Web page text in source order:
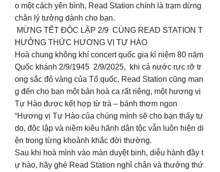
o một cách yên bình, Read Station chính là trạm dừng
chân lý tưởng dành cho bạn.
MỪNG TẾT ĐỘC LẬP 2/9 CÙNG READ STATION T
HƯỞNG THỨC HƯƠNG VỊ TỰ HÀO
Hoà chung không khí concert quốc gia kỉ niệm 80 năm
Quốc khánh 2/9/1945 2/9/2025, khi cả nước rực rỡ tr
ong sắc đỏ vàng của Tổ quốc, Read Station cũng man
g đến cho bạn một bản hoà ca rất riêng, một hương vị
Tự Hào được kết hợp từ trà – bánh thơm ngon
“Hương vị Tự Hào của chúng mình sẽ cho bạn thấy tự
do, độc lập và niềm kiêu hãnh dân tộc vẫn luôn hiện di
ện trong từng khoảnh khắc đời thường.
Sau khi hoà mình vào màn duyệt binh, diễu hành đầy t
ự hào, hãy ghé Read Station nghỉ chân và thưởng thứ